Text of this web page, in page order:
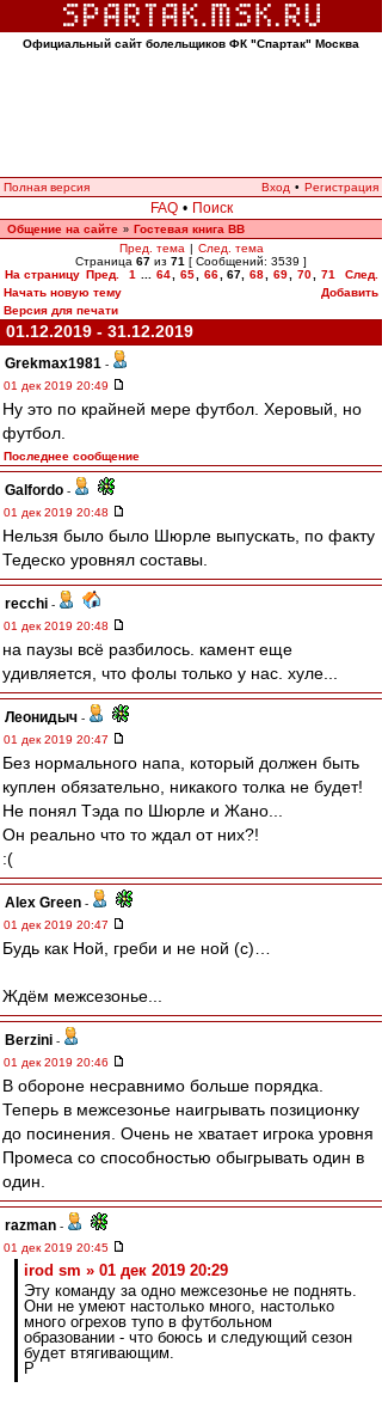
Официальный сайт болельщиков ФК "Спартак" Москва
Полная версия Вход • Регистрация
FAQ • Поиск
Общение на сайте » Гостевая книга ВВ
Пред. тема | След. тема
Страница 67 из 71 [ Сообщений: 3539 ]
На страницу Пред. 1 64 65 66 67, 68 69 70 71
След.
Начать новую тему
Добавить
Версия для печати
01.12.2019 - 31.12.2019
Grekmax1981 -
01 дек 2019 20:49
Ну это по крайней мере футбол. Херовый, но
футбол.
Последнее сообщение
Galfordo -
01 дек 2019 20:48
Нельзя было было Шюрле выпускать, по факту
Тедеско уровнял составы.
recchi -
01 дек 2019 20:48
на паузы всё разбилось. камент еще
удивляется, что фолы только у нас. хуле...
Леонидыч -
01 дек 2019 20:47
Без нормального напа, который должен быть
куплен обязательно, никакого толка не будет!
Не понял Тэда по Шюрле и Жано...
Он реально что то ждал от них?!
:(
Alex Green -
01 дек 2019 20:47
Будь как Ной, греби и не ной (с)…
Ждём межсезонье...
Berzini -
01 дек 2019 20:46
В обороне несравнимо больше порядка.
Теперь в межсезонье наигрывать позиционку
до посинения. Очень не хватает игрока уровня
Промеса со способностью обыгрывать один в
один.
razman -
01 дек 2019 20:45
irod sm » 01 дек 2019 20:29
Эту команду за одно межсезонье не поднять.
Они не умеют настолько много, настолько
много огрехов тупо в футбольном
образовании - что боюсь и следующий сезон
будет втягивающим.
Р